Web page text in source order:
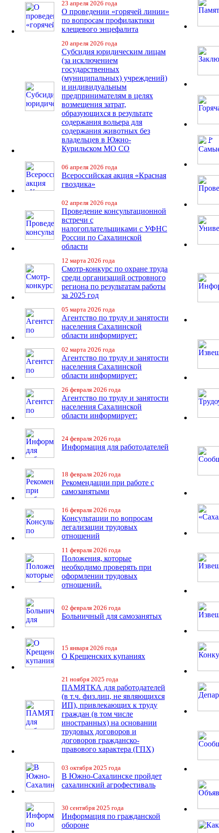
23 апреля 2026 года
О проведении «горячей линии»
по вопросам профилактики
клещевого энцефалита
20 апреля 2026 года
Субсидия юридическим лицам
(за исключением
государственных
(муниципальных) учреждений)
и индивидуальным
предпринимателям в целях
возмещения затрат,
образующихся в результате
содержания вольера для
содержания животных без
владельцев в Южно-
Курильском МО СО
06 апреля 2026 года
Всероссийская акция «Красная
гвоздика»
02 апреля 2026 года
Проведение консультационной
встречи с
налогоплательщиками с УФНС
России по Сахалинской
области
12 марта 2026 года
Смотр-конкурс по охране труда
среди организаций островного
региона по результатам работы
за 2025 год
05 марта 2026 года
Агентство по труду и занятости
населения Сахалинской
области информирует:
02 марта 2026 года
Агентство по труду и занятости
населения Сахалинской
области информирует:
26 февраля 2026 года
Агентство по труду и занятости
населения Сахалинской
области информирует:
24 февраля 2026 года
Информация для работодателей
18 февраля 2026 года
Рекомендации при работе с
самозанятыми
16 февраля 2026 года
Консультации по вопросам
легализации трудовых
отношений
11 февраля 2026 года
Положения, которые
необходимо проверять при
оформлении трудовых
отношений.
02 февраля 2026 года
Больничный для самозанятых
15 января 2026 года
О Крещенских купаниях
21 ноября 2025 года
ПАМЯТКА для работодателей
(в т.ч. физ.лиц, не являющихся
ИП), привлекающих к труду
граждан (в том числе
иностранных) на основании
трудовых договоров и
договоров гражданско-
правового характера (ГПХ)
03 октября 2025 года
В Южно-Сахалинске пройдет
сахалинский агрофестиваль
30 сентября 2025 года
Информация по гражданской
обороне